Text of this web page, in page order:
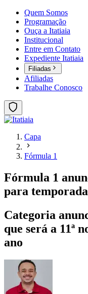
Quem Somos
Programação
Ouça a Itatiaia
Institucional
Entre em Contato
Expediente Itatiaia
Filiadas
Afiliadas
Trabalhe Conosco
Capa
Fórmula 1
Fórmula 1
para
Categoria
que será a 11ª
ano